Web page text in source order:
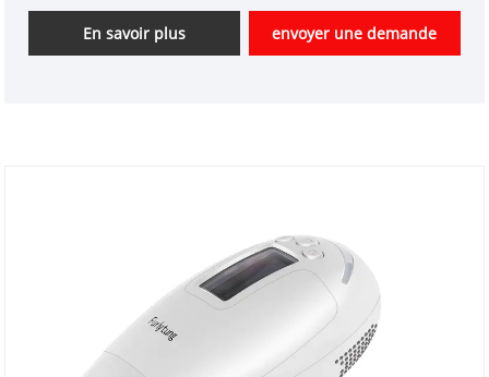
professionnel d'instruments de beauté de haute
technologie en Chine. Nous sommes impatients
En savoir plus envoyer une demande